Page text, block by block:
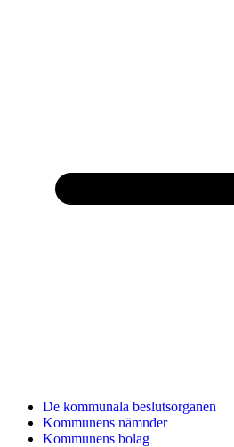
De kommunala beslutsorganen
Kommunens nämnder
Kommunens bolag